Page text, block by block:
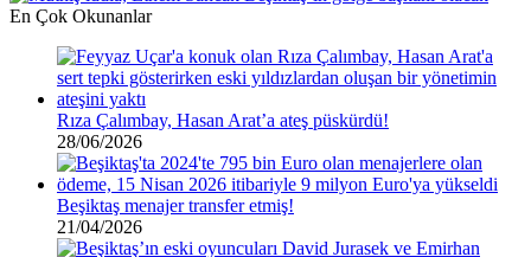
En Çok Okunanlar
Rıza Çalımbay, Hasan Arat’a ateş püskürdü!
28/06/2026
Beşiktaş menajer transfer etmiş!
21/04/2026